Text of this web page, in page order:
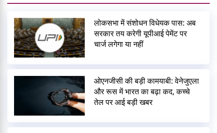
लोकसभा में संशोधन विधेयक पास: अब
सरकार तय करेगी यूपीआई पेमेंट पर
चार्ज लगेगा या नहीं
ओएनजीसी की बड़ी कामयाबी: वेनेजुएला
और रूस में भारत का बढ़ा कद, कच्चे
तेल पर आई बड़ी खबर